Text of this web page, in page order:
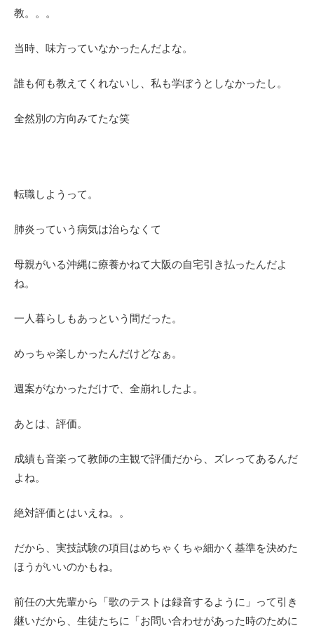
教。。。
当時、味方っていなかったんだよな。
誰も何も教えてくれないし、私も学ぼうとしなかったし。
全然別の方向みてたな笑
転職しようって。
肺炎っていう病気は治らなくて
母親がいる沖縄に療養かねて大阪の自宅引き払ったんだよ
ね。
一人暮らしもあっという間だった。
めっちゃ楽しかったんだけどなぁ。
週案がなかっただけで、全崩れしたよ。
あとは、評価。
成績も音楽って教師の主観で評価だから、ズレってあるんだ
よね。
絶対評価とはいえね。。
だから、実技試験の項目はめちゃくちゃ細かく基準を決めた
ほうがいいのかもね。
前任の大先輩から「歌のテストは録音するように」って引き
継いだから、生徒たちに「お問い合わせがあった時のために